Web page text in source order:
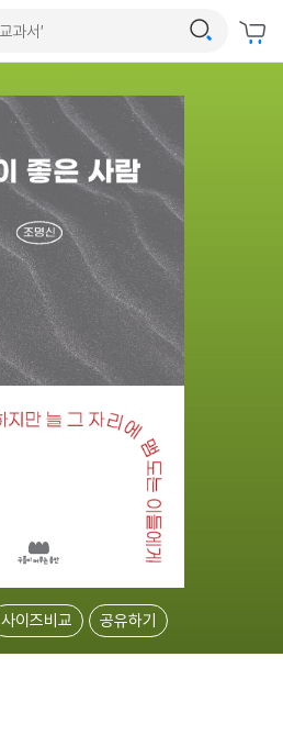
사이즈비교 공유하기